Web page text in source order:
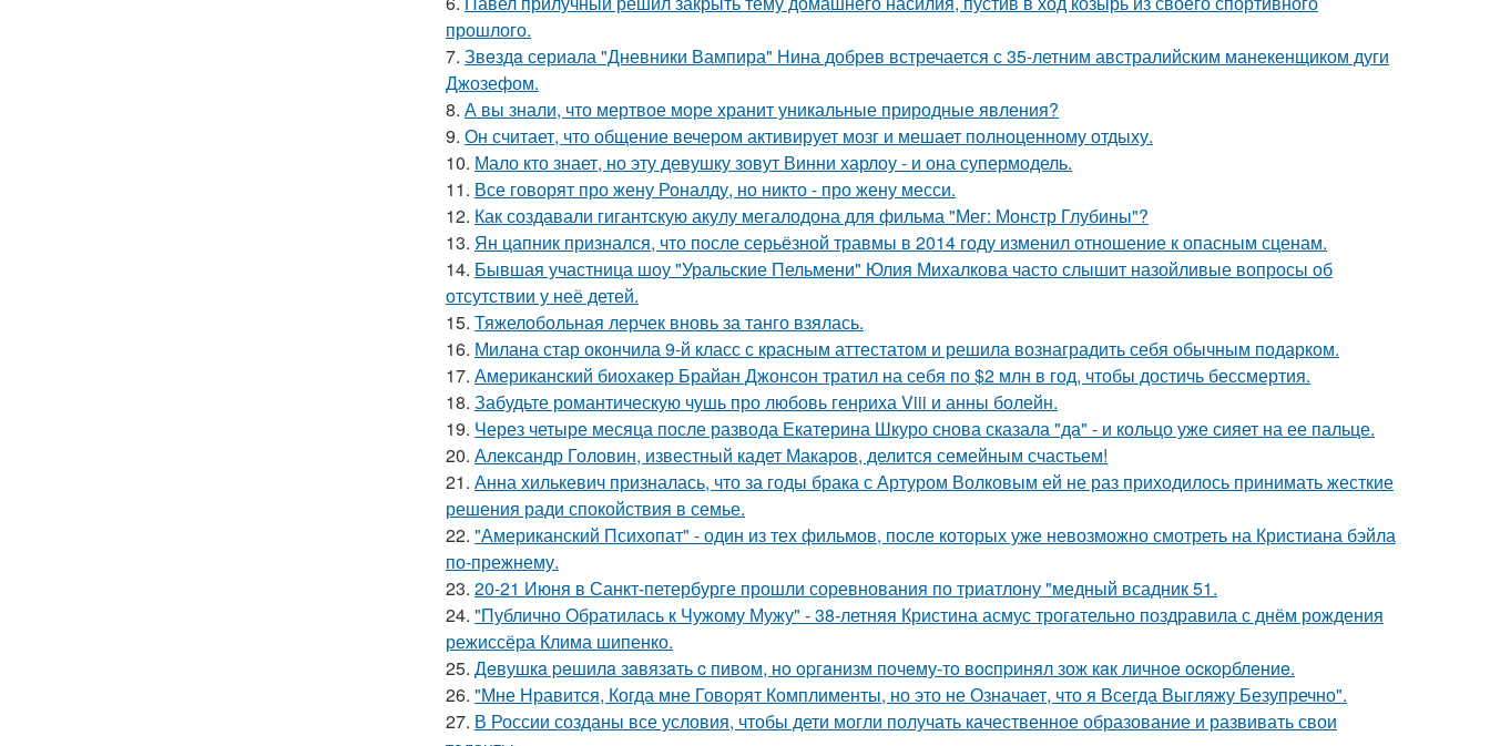
прошлого.
7. Звeздa сериала "Дневники Вампира" Нина добрев встречается с 35-летним австралийским манекенщиком дуги
Джозефом.
8. А вы знали, что мертвое море хранит уникальные природные явления?
9. Он считает, что общение вечером активирует мозг и мешает полноценному отдыху.
10. Мало кто знает, но эту девушку зовут Винни харлоу - и она супермодель.
11. Все говорят про жену Роналду, но никто - про жену месси.
12. Как создавали гигантскую акулу мегалодона для фильма "Мег: Монстр Глубины"?
13. Ян цапник признался, что после серьёзной травмы в 2014 году изменил отношение к опасным сценам.
14. Бывшая участница шоу "Уральские Пельмени" Юлия Михалкова часто слышит назойливые вопросы об
отсутствии у неё детей.
15. Тяжелобольная лерчек вновь за танго взялась.
16. Милана стар окончила 9-й класс с красным аттестатом и решила вознаградить себя обычным подарком.
17. Американский биохакер Брайан Джонсон тратил на себя по $2 млн в год, чтобы достичь бессмертия.
18. Забудьте романтическую чушь про любовь генриха Viii и анны болейн.
19. Через четыре месяца после развода Екатерина Шкуро снова сказала "да" - и кольцо уже сияет на ее пальце.
20. Александр Головин, известный кадет Макаров, делится семейным счастьем!
21. Анна хилькевич призналась, что за годы брака с Артуром Волковым ей не раз приходилось принимать жесткие
решения ради спокойствия в семье.
22. "Американский Психопат" - один из тех фильмов, после которых уже невозможно смотреть на Кристиана бэйла
по-прежнему.
23. 20-21 Июня в Санкт-петербурге прошли соревнования по триатлону "медный всадник 51.
24. "Публично Обратилась к Чужому Мужу" - 38-летняя Кристина асмус трогательно поздравила с днём рождения
режиссёра Клима шипенко.
25. Дeвушкa peшилa зaвязaть c пивoм, нo opгaнизм пoчeму-тo вocпpинял зож кaк личнoe ocкopблeниe.
26. "Мне Нравится, Когда мне Говорят Комплименты, но это не Означает, что я Всегда Выгляжу Безупречно".
27. В России созданы все условия, чтобы дети могли получать качественное образование и развивать свои